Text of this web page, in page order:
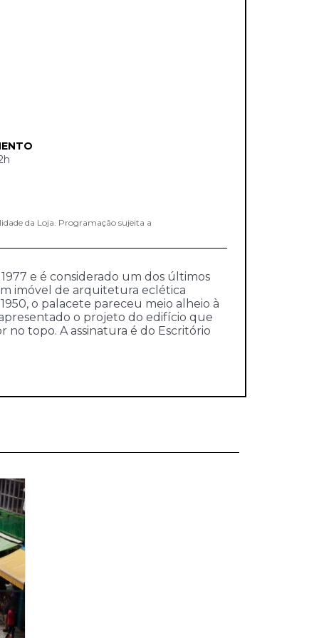
da Loja. Programação sujeita a
e é considerado um dos últimos
imóvel de arquitetura eclética
o palacete pareceu meio alheio à
o projeto do edifício que
no topo. A assinatura é do Escritório